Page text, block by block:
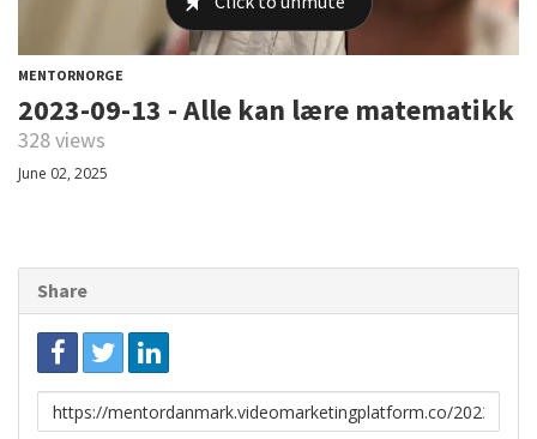
MENTORNORGE
2023-09-13 - Alle kan lære matematikk
328 views
June 02, 2025
Share
Link
to